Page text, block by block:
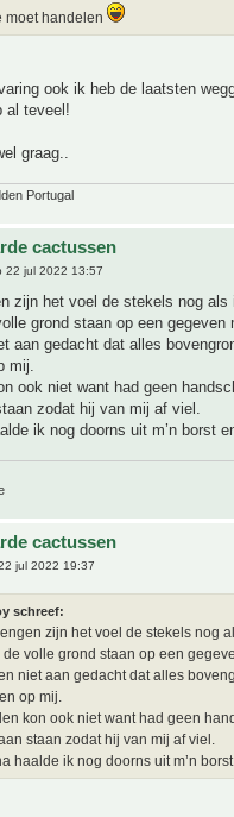
moet handelen
ook ik heb de laatsten
al teveel!
graag..
Portugal
cactussen
22 jul 2022 13:57
zijn het voel de stekels nog
grond staan op een
aan gedacht dat alles
mij.
ook niet want had geen
zodat hij van mij af viel.
ik nog doorns uit m’n borst
cactussen
jul 2022 19:37
schreef:
zijn het voel de stekels nog
volle grond staan op een
niet aan gedacht dat alles
op mij.
kon ook niet want had geen
staan zodat hij van mij af viel.
haalde ik nog doorns uit m’n